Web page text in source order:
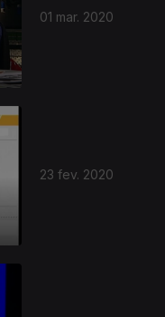
01 mar. 2020
23 fev. 2020